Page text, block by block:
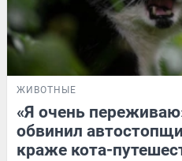
ЖИВОТНЫЕ
«Я очень
обвинил
краже кота-